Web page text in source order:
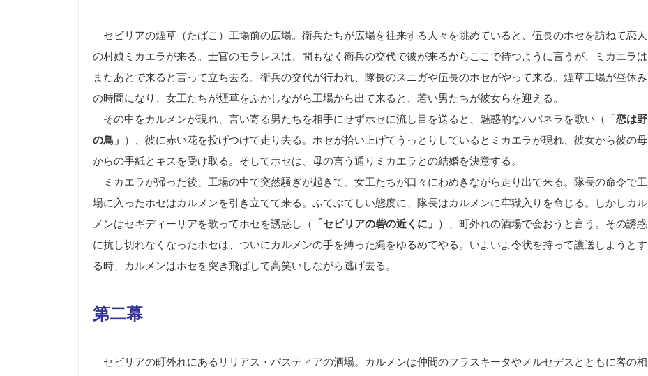
セビリアの煙草（たばこ）工場前の広場。衛兵たちが広場を往来する人々を眺めていると、伍長のホセを訪ねて恋人
の村娘ミカエラが来る。士官のモラレスは、間もなく衛兵の交代で彼が来るからここで待つように言うが、ミカエラは
またあとで来ると言って立ち去る。衛兵の交代が行われ、隊長のスニガや伍長のホセがやって来る。煙草工場が昼休み
の時間になり、女工たちが煙草をふかしながら工場から出て来ると、若い男たちが彼女らを迎える。
その中をカルメンが現れ、言い寄る男たちを相手にせずホセに流し目を送ると、魅惑的なハバネラを歌い（
「恋は野
の鳥」 ）、彼に赤い花を投げつけて走り去る。ホセが拾い上げてうっとりしているとミカエラが現れ、彼女から彼の母
からの手紙とキスを受け取る。そしてホセは、母の言う通りミカエラとの結婚を決意する。
ミカエラが帰った後、工場の中で突然騒ぎが起きて、女工たちが口々にわめきながら走り出て来る。隊長の命令で工
場に入ったホセはカルメンを引き立てて来る。ふてぶてしい態度に、隊長はカルメンに牢獄入りを命じる。しかしカル
メンはセギディーリアを歌ってホセを誘惑し（
「セビリアの砦の近くに」 ）、町外れの酒場で会おうと言う。その誘惑
に抗し切れなくなったホセは、ついにカルメンの手を縛った縄をゆるめてやる。いよいよ令状を持って護送しようとす
る時、カルメンはホセを突き飛ばして高笑いしながら逃げ去る。
第二幕
セビリアの町外れにあるリリアス・パスティアの酒場。カルメンは仲間のフラスキータやメルセデスとともに客の相